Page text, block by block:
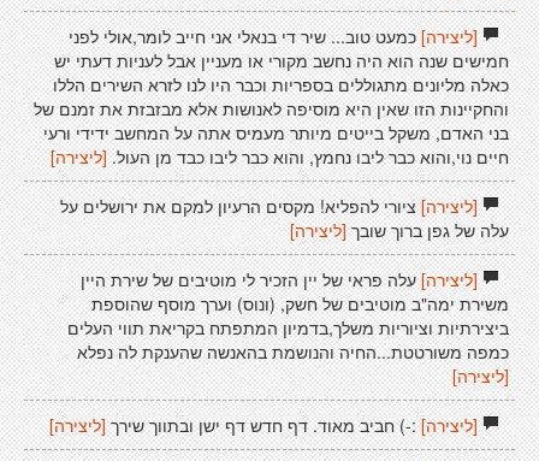
[ליצירה]כמעט טוב... שיר די בנאלי אני חייב לומר,אולי לפני
חמישים שנה הוא היה נחשב מקורי או מעניין אבל לעניות דעתי יש
כאלה מליונים מתגוללים בספריות וכבר היו לנו לזרא השירים הללו
והחקיינות הזו שאין היא מוסיפה לאנושות אלא מבזבזת את זמנם של
בני האדם, משקל בייטים מיותר מעמיס אתה על המחשב ידידי ורעי
חיים נוי,והוא כבר ליבו נחמץ, והוא כבר ליבו כבד מן העול.[ליצירה]
[ליצירה]ציורי להפליא! מקסים הרעיון למקם את ירושלים על
עלה של גפן ברוך שובך [ליצירה]
[ליצירה]עלה פראי של יין הזכיר לי מוטיבים של שירת היין
משירת ימה"ב מוטיבים של חשק, (ונוס) וערך מוסף שהוספת
ביצירתיות וציוריות משלך,בדמיון המתפתח בקריאת תווי העלים
כמפה משורטטת...החיה והנושמת בהאנשה שהענקת לה נפלא
[ליצירה]
[ליצירה]:-) חביב מאוד. דף חדש דף ישן ובתווך שירך [ליצירה]